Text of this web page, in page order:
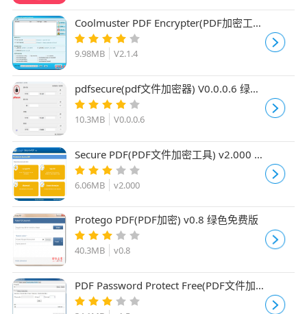
Coolmuster PDF Encrypter(PDF加密工
具)V2.1.4 官方安装版
9.98MB V2.1.4
pdfsecure(pdf文件加密器) V0.0.0.6 绿色
免费版
10.3MB V0.0.0.6
Secure PDF(PDF文件加密工具) v2.000 免
费安装版
6.06MB v2.000
Protego PDF(PDF加密) v0.8 绿色免费版
40.3MB v0.8
PDF Password Protect Free(PDF文件加
密软件) v1.5 免费安装版